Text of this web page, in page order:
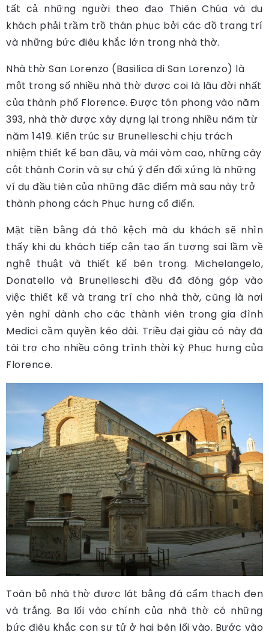
tất cả những người theo đạo Thiên Chúa và du
khách phải trầm trồ thán phục bởi các đồ trang trí
và những bức điêu khắc lớn trong nhà thờ.
Nhà thờ San Lorenzo (Basilica di San Lorenzo) là
một trong số nhiều nhà thờ được coi là lâu đời nhất
của thành phố Florence. Được tôn phong vào năm
393, nhà thờ được xây dựng lại trong nhiều năm từ
năm 1419. Kiến trúc sư Brunelleschi chịu trách
nhiệm thiết kế ban đầu, và mái vòm cao, những cây
cột thành Corin và sự chú ý đến đối xứng là những
ví dụ đầu tiên của những đặc điểm mà sau này trở
thành phong cách Phục hưng cổ điển.
Mặt tiền bằng đá thô kệch mà du khách sẽ nhìn
thấy khi du khách tiếp cận tạo ấn tượng sai lầm về
nghệ thuật và thiết kế bên trong. Michelangelo,
Donatello và Brunelleschi đều đã đóng góp vào
việc thiết kế và trang trí cho nhà thờ, cũng là nơi
yên nghỉ dành cho các thành viên trong gia đình
Medici cầm quyền kéo dài. Triều đại giàu có này đã
tài trợ cho nhiều công trình thời kỳ Phục hưng của
Florence.
Toàn bộ nhà thờ được lát bằng đá cẩm thạch đen
và trắng. Ba lối vào chính của nhà thờ có những
bức điêu khắc con sư tử ở hai bên lối vào. Bước vào